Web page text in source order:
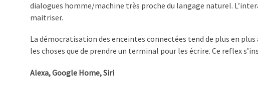
dialogues homme/machine très proche du langage naturel.
maitriser.
La démocratisation des enceintes connectées tend de plus en
les choses que de prendre un terminal pour les écrire. Ce reflex
Alexa, Google Home, Siri